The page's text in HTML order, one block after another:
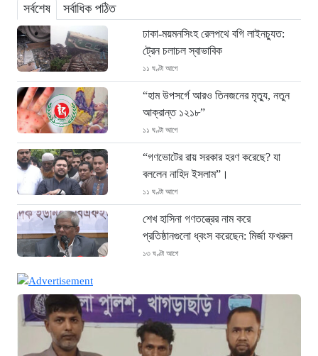
সর্বশেষ সর্বাধিক পঠিত
ঢাকা-ময়মনসিংহ রেলপথে বগি লাইনচ্যুত:
ট্রেন চলাচল স্বাভাবিক
১১ ঘণ্টা আগে
“হাম উপসর্গে আরও তিনজনের মৃত্যু, নতুন
আক্রান্ত ১২১৮”
১১ ঘণ্টা আগে
“গণভোটের রায় সরকার হরণ করেছে? যা
বললেন নাহিদ ইসলাম”।
১১ ঘণ্টা আগে
শেখ হাসিনা গণতন্ত্রের নাম করে
প্রতিষ্ঠানগুলো ধ্বংস করেছেন: মির্জা ফখরুল
১৩ ঘণ্টা আগে
স্কুলে আরও ৭ জনকে হত্যা
১৩ ঘণ্টা আগে
সিলেটে দুই বাসের ভয়াবহ সংঘর্ষ: ঝরে গেল